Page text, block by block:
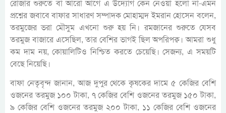
রোজার শুরুতে বা আরো আগে এ উদ্যোগ কেন নেওয়া হলো না-এমন
প্রশ্নের জবাবে বাফার সাধারণ সম্পাদক মোহাম্মদ ইমরান হোসেন বলেন,
তরমুজের ভরা মৌসুম এখনো শুরু হয় নি। রমজানের শুরুতে যেসব
তরমুজ বাজারে এসেছিল, তার বেশির ভাগই ছিল অপরিপক্ব। আমরা শুধু
কম দাম নয়, কোয়ালিটিও নিশ্চিত করতে চেয়েছি। সেজন্য, এ সময়টি
বেছে নিয়েছি।
বাফা নেতৃবৃন্দ জানান, আজ দুপুর থেকে কৃষকের দামে ৫ কেজির বেশি
ওজনের তরমুজ ১০০ টাকা, ৭ কেজির বেশি ওজনের তরমুজ ১৫০ টাকা,
৯ কেজির বেশি ওজনের তরমুজ ২০০ টাকা, ১১ কেজির বেশি ওজনের